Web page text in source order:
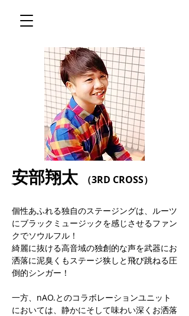
安部翔太 （3RD CROSS）
個性あふれる独自のステージングは、ルーツ
にブラックミュージックを感じさせるファン
クでソウルフル！
綺麗に抜ける高音域の独創的な声を武器にお
洒落に泥臭くもステージ狭しと飛び跳ねる圧
倒的シンガー！
一方、nAO.とのコラボレーションユニット
においては、静かにそして味わい深くお洒落